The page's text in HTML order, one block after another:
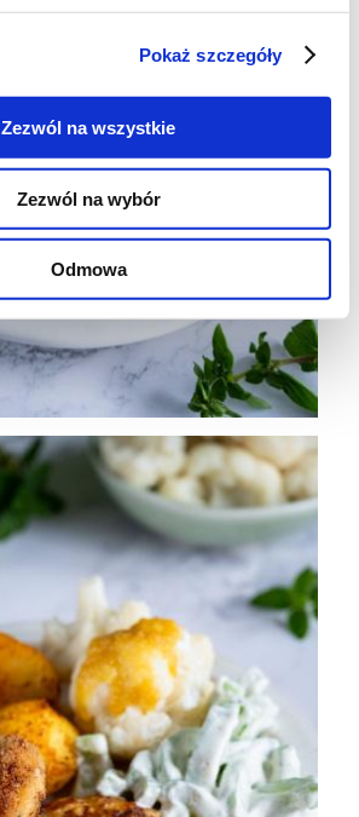
Pokaż szczegóły
Zezwól na wszystkie
Zezwól na wybór
Odmowa